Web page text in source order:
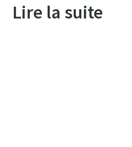
Lire la suite